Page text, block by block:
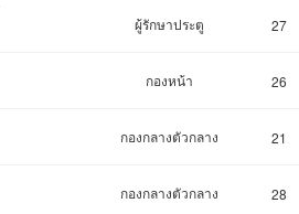
ผู้รักษาประตู 27
กองหน้า 26
กองกลางตัวกลาง 21
กองกลางตัวกลาง 28